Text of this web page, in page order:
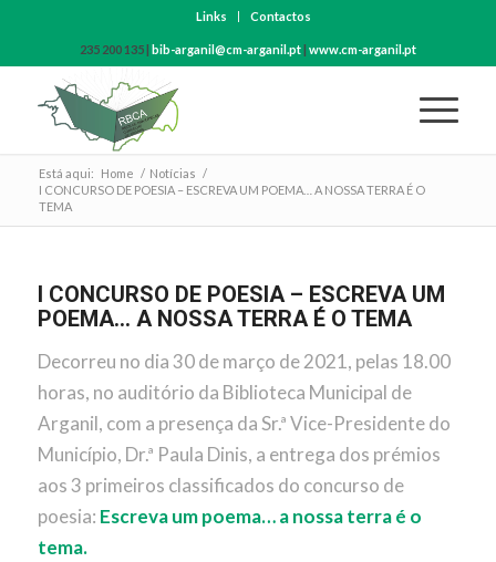
Links Contactos
235 200 135 | bib-arganil@cm-arganil.pt| www.cm-arganil.pt
Está aqui: Home / Notícias /
I CONCURSO DE POESIA – ESCREVA UM POEMA… A NOSSA TERRA É O
TEMA
I CONCURSO DE POESIA – ESCREVA UM
POEMA… A NOSSA TERRA É O TEMA
Decorreu no dia 30 de março de 2021, pelas 18.00
horas, no auditório da Biblioteca Municipal de
Arganil, com a presença da Sr.ª Vice-Presidente do
Município, Dr.ª Paula Dinis, a entrega dos prémios
aos 3 primeiros classificados do concurso de
poesia: Escreva um poema… a nossa terra é o
tema.